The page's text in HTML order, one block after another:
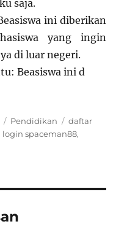
saja.
ini diberikan
yang ingin
di luar negeri.
Beasiswa ini d
Categories
Pendidikan Tags
daftar
login spaceman88,